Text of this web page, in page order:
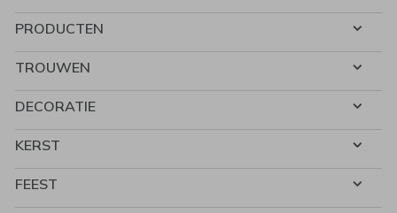
PRODUCTEN
TROUWEN
DECORATIE
KERST
FEEST